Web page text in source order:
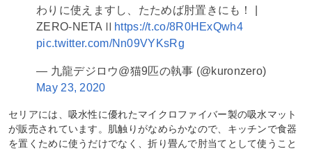
わりに使えますし、たためば肘置きにも！ |
ZERO-NETAⅡ https://t.co/8R0HExQwh4
pic.twitter.com/Nn09VYKsRg
— 九龍デジロウ@猫9匹の執事 (@kuronzero)
May 23, 2020
セリアには、吸水性に優れたマイクロファイバー製の吸水マット
が販売されています。肌触りがなめらかなので、キッチンで食器
を置くために使うだけでなく、折り畳んで肘当てとして使うこと